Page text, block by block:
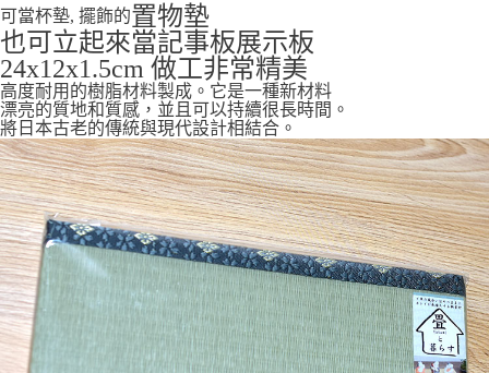
每筆NT$65，滿NT$999(含以上)免運費
宅配
每筆NT$100，滿NT$999(含以上)免運費
可當杯墊, 擺飾的置物墊
也可立起來當記事板展示板
24x12x1.5cm 做工非常精美
高度耐用的樹脂材料製成。它是一種新材料
漂亮的質地和質感，並且可以持續很長時間。
將日本古老的傳統與現代設計相結合。